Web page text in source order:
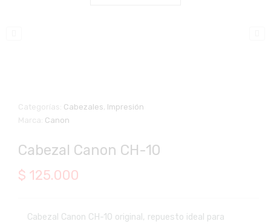
Categorías: Cabezales Impresión
Marca: Canon
Cabezal Canon CH-10
$ 125.000
Cabezal Canon CH-10 original, repuesto ideal para